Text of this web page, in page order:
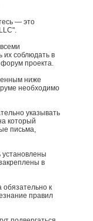
— это
их соблюдать в
проекта.
ниже
необходимо
указывать
который
письма,
установлены
в
к
правил